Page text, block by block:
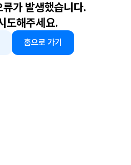
가 발생했습니다.
도해주세요.
홈으로 가기